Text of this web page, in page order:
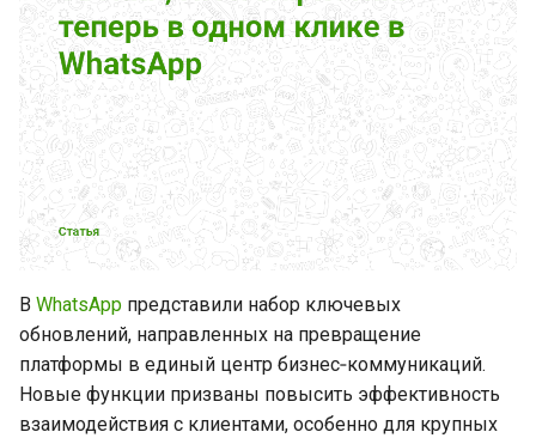
что происходит
Пока вы отдыхали,
WhatsApp тихо обновился
Новогоднее конфетти и
новые жесткие правила
Итоги уходящего 2025 года
в мире WhatsApp
Вот что WhatsApp
припрятал к Новому году.
Скорее проверяйте свой
чат!
В WhatsApp представили набор ключевых
обновлений, направленных на превращение
платформы в единый центр бизнес‑коммуникаций.
Новые функции призваны повысить эффективность
взаимодействия с клиентами, особенно для крупных